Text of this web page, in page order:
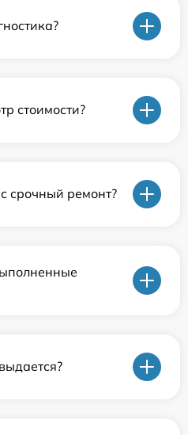
стоимости?
срочный ремонт?